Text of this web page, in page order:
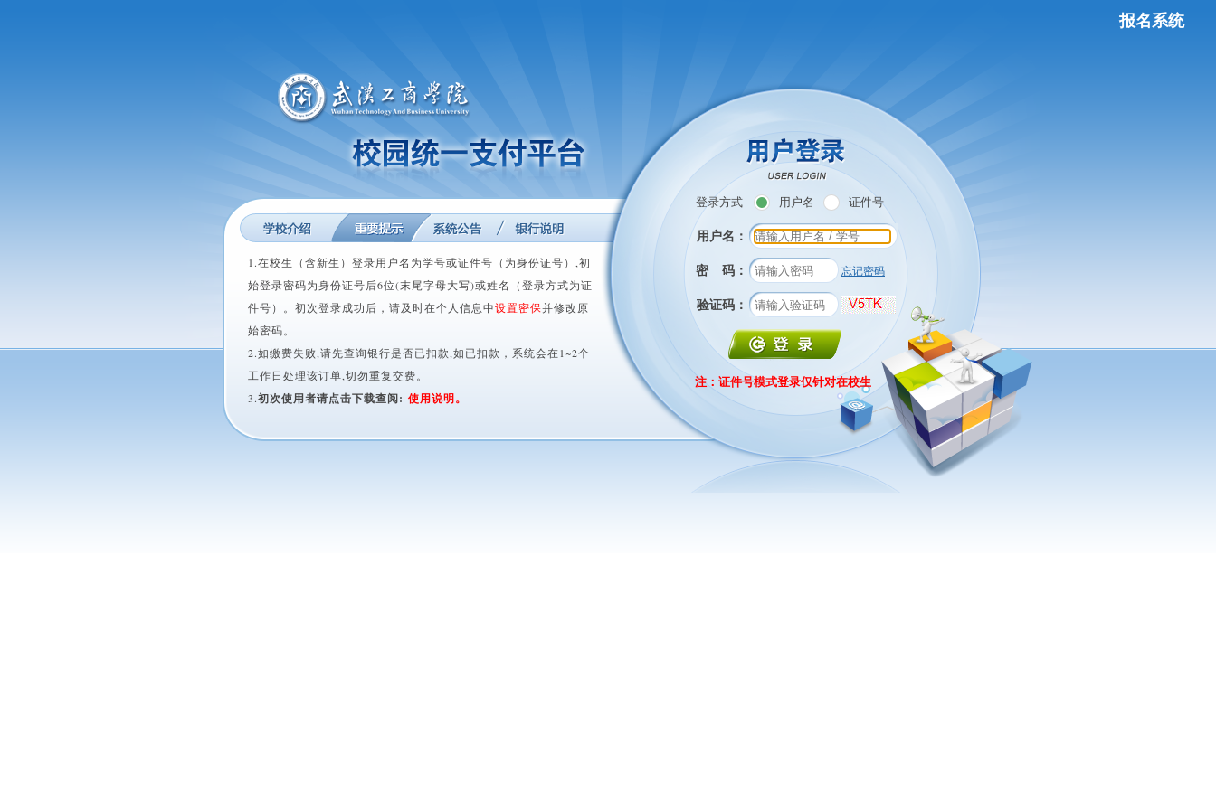
报名系统
1.在校生（含新生）登录用户名为学号或证件号（为身份证号）,初
始登录密码为身份证号后6位(末尾字母大写)或姓名（登录方式为证
件号）。初次登录成功后，请及时在个人信息中设置密保并修改原
始密码。
2.如缴费失败,请先查询银行是否已扣款,如已扣款，系统会在1~2个
工作日处理该订单,切勿重复交费。
3.初次使用者请点击下载查阅: 使用说明。
登录方式 用户名 证件号
用户名：
密 码：
忘记密码
验证码：
注：证件号模式登录仅针对在校生